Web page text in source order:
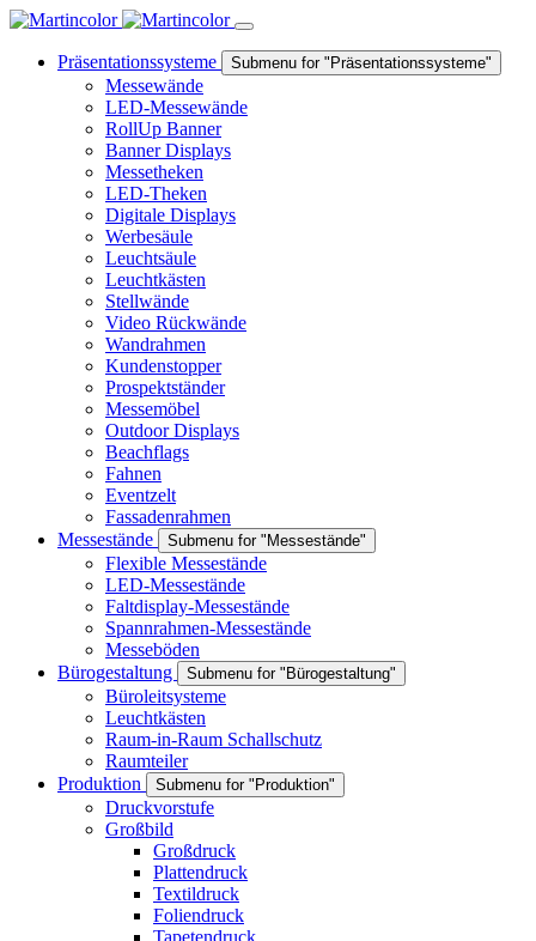
Präsentationssysteme Submenu for "Präsentationssysteme"
Messewände
LED-Messewände
RollUp Banner
Banner Displays
Messetheken
LED-Theken
Digitale Displays
Werbesäule
Leuchtsäule
Leuchtkästen
Stellwände
Video Rückwände
Wandrahmen
Kundenstopper
Prospektständer
Messemöbel
Outdoor Displays
Beachflags
Fahnen
Eventzelt
Fassadenrahmen
Messestände
Submenu for "Messestände"
Flexible Messestände
LED-Messestände
Faltdisplay-Messestände
Spannrahmen-Messestände
Messeböden
Bürogestaltung
Submenu for "Bürogestaltung"
Büroleitsysteme
Leuchtkästen
Raum-in-Raum Schallschutz
Raumteiler
Produktion
Submenu for "Produktion"
Druckvorstufe
Großbild
Großdruck
Plattendruck
Textildruck
Foliendruck
Tapetendruck